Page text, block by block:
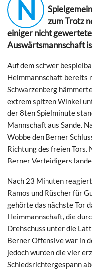
N
zum Trotz
einiger nicht
Auswärtsmannschaft
Auf dem schwer
Heimmannschaft bereits
Schwarzenberg
extrem spitzen Winkel
der 8ten Spielminute
Mannschaft aus Sande.
Wobbe den Berner
Richtung des freien
Berner Verteidigers
Nach 23 Minuten
Ramos und Rüscher für
gehörte das nächste Tor
Heimmannschaft, die
Drehschuss unter die
Berner Offensive war in
jedoch wurden die vier
Schiedsrichtergespann